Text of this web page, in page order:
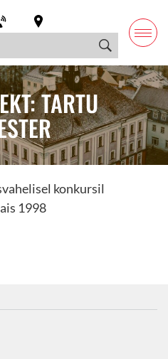
TARTU
konkursil
1998